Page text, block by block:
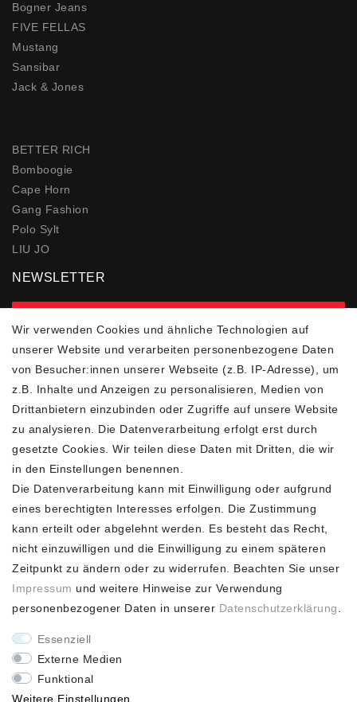
Bogner Jeans
FIVE FELLAS
Mustang
Sansibar
Jack & Jones
BETTER RICH
Bomboogie
Cape Horn
Gang Fashion
Polo Sylt
LIU JO
NEWSLETTER
FOLGEN SIE UNS
ZAHLUNGSARTEN
SCHNELLER UND
KOSTENLOSER
FASHION HOUSE
Hotline: +49
(0)15223993771 (Mo. bis
Wir verwenden Cookies und ähnliche Technologien auf
unserer Website und verarbeiten personenbezogene Daten
von Besucher:innen unserer Webseite (z.B. IP-Adresse), um
z.B. Inhalte und Anzeigen zu personalisieren, Medien von
Drittanbietern einzubinden oder Zugriffe auf unsere Website
zu analysieren. Die Datenverarbeitung erfolgt erst durch
gesetzte Cookies. Wir teilen diese Daten mit Dritten, die wir
in den Einstellungen benennen.
Die Datenverarbeitung kann mit Einwilligung oder aufgrund
eines berechtigten Interesses erfolgen. Die Zustimmung
kann erteilt oder abgelehnt werden. Es besteht das Recht,
nicht einzuwilligen und die Einwilligung zu einem späteren
Zeitpunkt zu ändern oder zu widerrufen. Beachten Sie unser
Impressum und weitere Hinweise zur Verwendung
personenbezogener Daten in unserer Daten­schutz­erklärung
Essenziell
Externe Medien
Funktional
Weitere Einstellungen